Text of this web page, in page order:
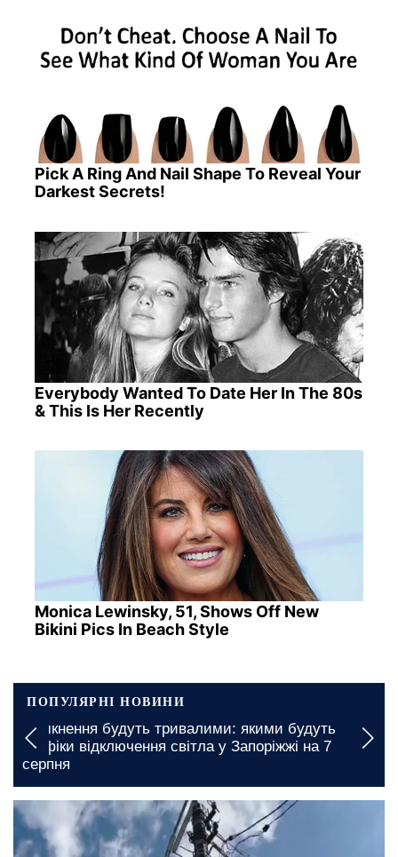
Pick A Ring And Nail Shape To Reveal Your
Darkest Secrets!
Everybody Wanted To Date Her In The 80s
& This Is Her Recently
Monica Lewinsky, 51, Shows Off New
Bikini Pics In Beach Style
ПОПУЛЯРНІ НОВИНИ
Вимкнення будуть тривалими: якими будуть
графіки відключення світла у Запоріжжі на 7
серпня
сьогодні, 11:30